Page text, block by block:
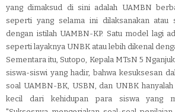
yang dimaksud di sini adalah UAMBN
seperti yang selama ini dilaksanakan atau
dengan istilah UAMBN-KP. Satu model lagi
seperti layaknya UNBK atau lebih dikenal
Sementara itu, Sutopo, Kepala MTsN 5
siswa-siswi yang hadir, bahwa kesuksesan
soal UAMBN-BK, USBN, dan UNBK
kecil dari kehidupan para siswa yang